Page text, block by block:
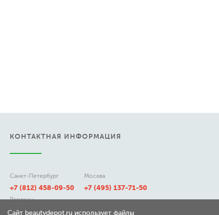
КОНТАКТНАЯ ИНФОРМАЦИЯ
Санкт-Петербург
+7 (812) 458-09-50
Москва
+7 (495) 137-71-50
Регионы
8 (800) 511-21-50
Сайт beautydepot.ru использует файлы